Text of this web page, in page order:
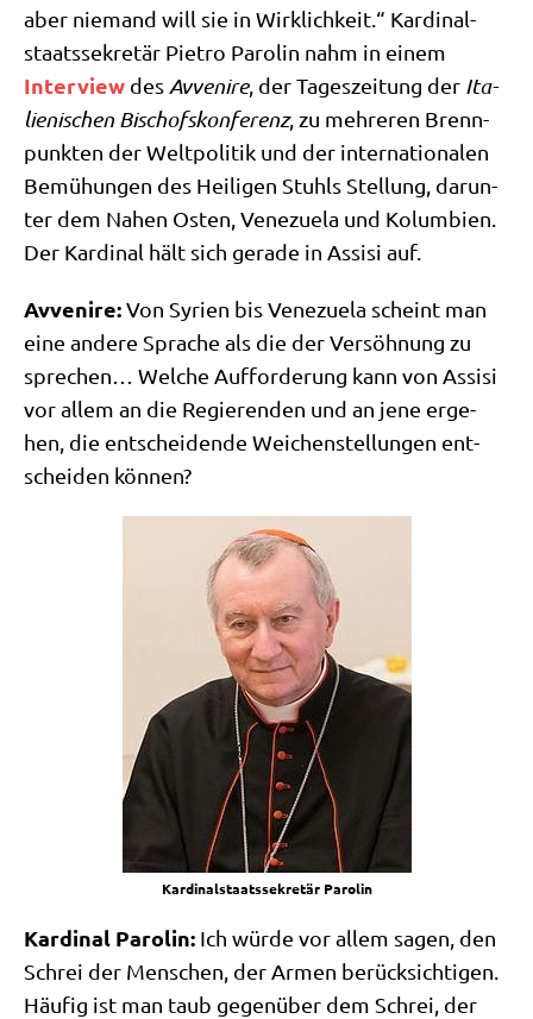
aber nie­mand will sie in Wirk­lich­keit.“ Kar­di­nal­
staats­se­kre­tär Pie­tro Paro­lin nahm in einem
Inter­view desAvve­ni­re, der Tages­zei­tung der Ita­
lie­ni­schen Bischofs­kon­fe­renz, zu meh­re­ren Brenn­
punk­ten der Welt­po­li­tik und der inter­na­tio­na­len
Bemü­hun­gen des Hei­li­gen Stuhls Stel­lung, dar­un­
ter dem Nahen Osten, Vene­zue­la und Kolum­bi­en.
Der Kar­di­nal hält sich gera­de in Assi­si auf.
Avve­ni­re:Von Syri­en bis Vene­zue­la scheint man
eine ande­re Spra­che als die der Ver­söh­nung zu
spre­chen… Wel­che Auf­for­de­rung kann von Assi­si
vor allem an die Regie­ren­den und an jene erge­
hen, die ent­schei­den­de Wei­chen­stel­lun­gen ent­
schei­den können?
Kar­di­nal­staats­se­kre­tär Parolin
Kar­di­nal Paro­lin: Ich wür­de vor allem sagen, den
Schrei der Men­schen, der Armen berück­sich­ti­gen.
Häu­fig ist man taub gegen­über dem Schrei, der